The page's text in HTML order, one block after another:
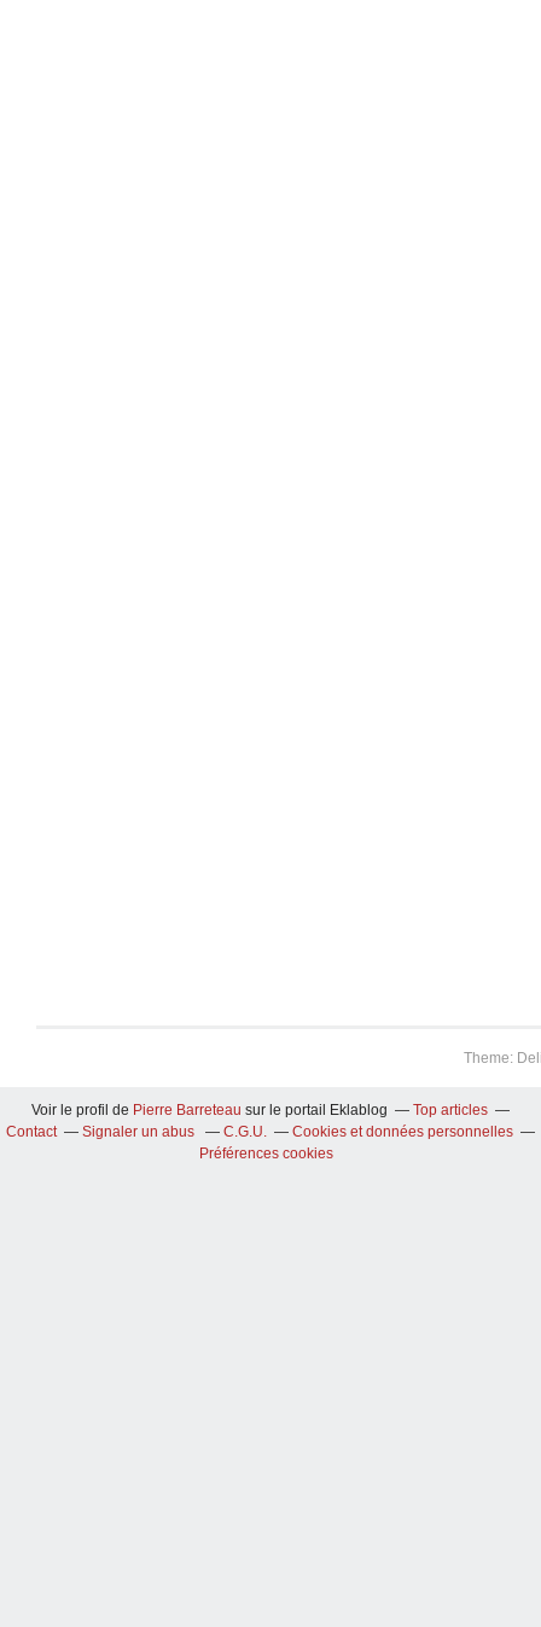
Theme:
Voir le profil de Pierre Barreteau sur le portail Eklablog
Top articles
Contact
Signaler un abus C.G.U.
Cookies et données personnelles
Préférences cookies